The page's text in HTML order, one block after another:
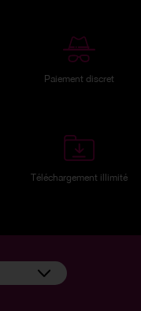
Paiement discret
Téléchargement illimité